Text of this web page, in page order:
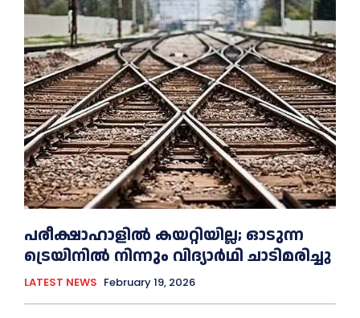
പരീക്ഷാഹാളിൽ കയറ്റിയില്ല; ഓടുന്ന
ട്രെയിനിൽ നിന്നും വിദ്യാർഥി ചാടിമരിച്ചു
LATEST NEWS February 19, 2026